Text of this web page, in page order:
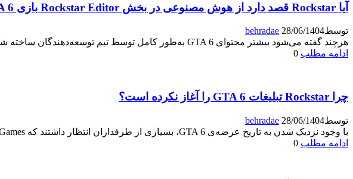
آیا Rockstar قصد دارد از هوش مصنوعی در بخش Rockstar Editor بازی GTA 6 استفاده کند؟
توسط behradae 28/06/1404
هرچند گفته می‌شود بیشتر محتوای GTA 6 به‌طور کامل توسط تیم توسعه‌دهندگان ساخته شده است، اما برخی طرفداران
ادامه مطلب 0
چرا Rockstar تبلیغات GTA 6 را آغاز نکرده است؟
توسط behradae 28/06/1404
با وجود نزدیک شدن به تاریخ عرضه‌ی GTA 6، بسیاری از طرفداران انتظار داشتند که Rockstar Games و
ادامه مطلب 0